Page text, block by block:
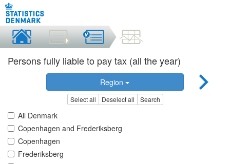
Persons fully liable to pay tax (all the year)
Region
Select all Deselect all Search
All Denmark
Copenhagen and Frederiksberg
Copenhagen
Frederiksberg